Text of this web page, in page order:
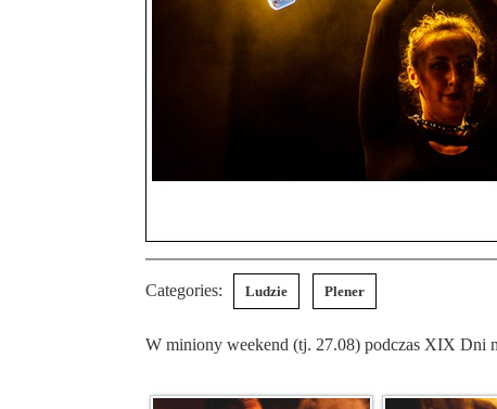
Categories: Ludzie Plener
W miniony weekend (tj. 27.08) podczas XIX